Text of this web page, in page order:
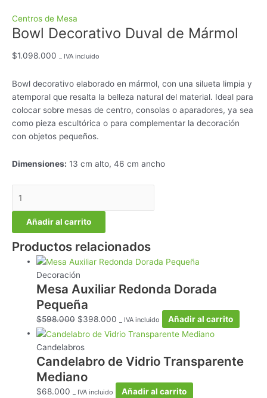
Centros de Mesa
Bowl Decorativo Duval de Mármol
$1.098.000 _ IVA incluido
Bowl decorativo elaborado en mármol, con una silueta limpia y
atemporal que resalta la belleza natural del material. Ideal para
colocar sobre mesas de centro, consolas o aparadores, ya sea
como pieza escultórica o para complementar la decoración
con objetos pequeños.
Dimensiones: 13 cm alto, 46 cm ancho
Añadir al carrito
Productos relacionados
Decoración
Mesa Auxiliar Redonda Dorada
Pequeña
$598.000 $398.000 _ IVA incluido Añadir al carrito
Candelabros
Candelabro de Vidrio Transparente
Mediano
$68.000 _ IVA incluido Añadir al carrito